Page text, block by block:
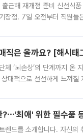
근해 재개점 준비 신선식
장점. 7일 오전부터 직원
직은 올까요? [해시태
체 ‘뇌손상’의 단계까지
대적으로 선선하게 느껴
?⋯'최애' 위한 필수품
렌드를 소개합니다. 자신